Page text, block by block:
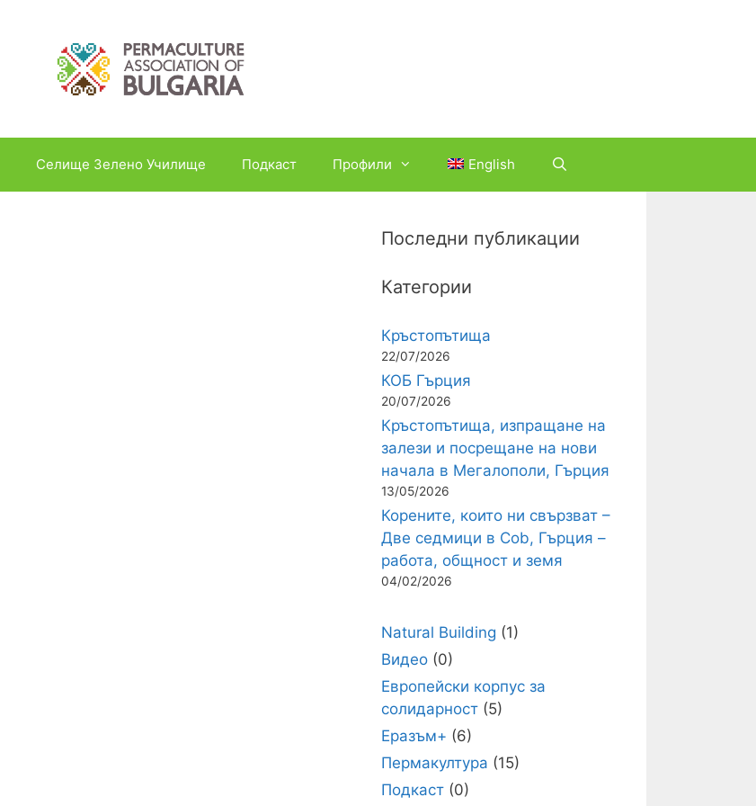
Селище Зелено Училище Подкаст Профили English
Последни публикации
Категории
Кръстопътища
22/07/2026
КОБ Гърция
20/07/2026
Кръстопътища, изпращане на
залези и посрещане на нови
начала в Мегалополи, Гърция
13/05/2026
Корените, които ни свързват –
Две седмици в Cob, Гърция –
работа, общност и земя
04/02/2026
Natural Building (1)
Видео (0)
Европейски корпус за
солидарност (5)
Еразъм+ (6)
Пермакултура (15)
Подкаст (0)